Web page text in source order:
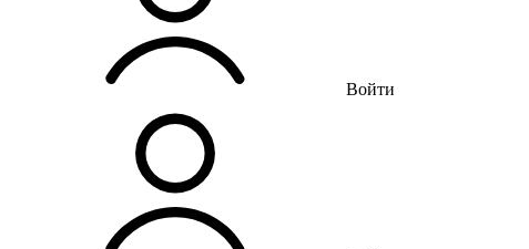
Войти